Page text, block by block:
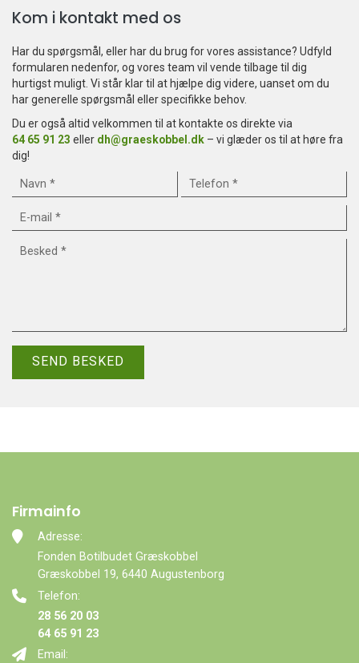
Kom i kontakt med os
Har du spørgsmål, eller har du brug for vores assistance? Udfyld
formularen nedenfor, og vores team vil vende tilbage til dig
hurtigst muligt. Vi står klar til at hjælpe dig videre, uanset om du
har generelle spørgsmål eller specifikke behov.
Du er også altid velkommen til at kontakte os direkte via
64 65 91 23 eller dh@graeskobbel.dk – vi glæder os til at høre fra
dig!
Firmainfo
Adresse:
Fonden Botilbudet Græskobbel
Græskobbel 19, 6440 Augustenborg
Telefon:
28 56 20 03
64 65 91 23
Email: